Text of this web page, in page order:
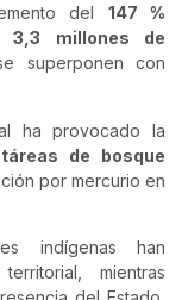
del 147 %
3,3 millones de
superponen con
ha provocado la
de bosque
por mercurio en
indígenas han
mientras